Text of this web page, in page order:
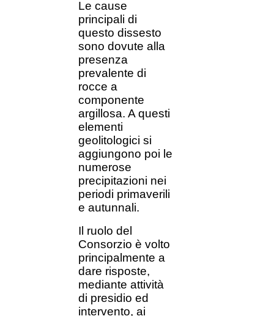
Le cause
principali di
questo dissesto
sono dovute alla
presenza
prevalente di
rocce a
componente
argillosa. A questi
elementi
geolitologici si
aggiungono poi le
numerose
precipitazioni nei
periodi primaverili
e autunnali.
Il ruolo del
Consorzio è volto
principalmente a
dare risposte,
mediante attività
di presidio ed
intervento, ai